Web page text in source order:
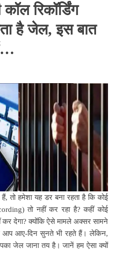
रिकॉर्डिंग
है जेल, इस बात
तो हमेशा यह डर बना रहता है कि कोई
तो नहीं कर रहा है? कहीं कोई
कर देगा? क्योंकि ऐसे मामले अक्सर सामने
आप आए-दिन सुनते भी रहते हैं। लेकिन,
जेल जाना तय है। जानें हम ऐसा क्यों